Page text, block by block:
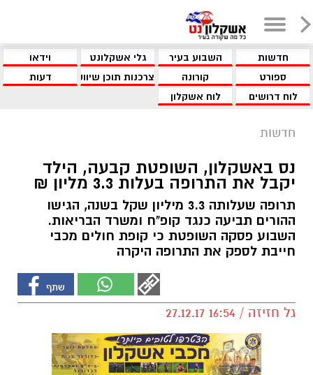
חדשות השבוע בעיר גלי אשקלונט
וידאו
ספורט
קורונה צרכנות תוכן שיווקי
דעות
לוח דרושים
לוח אשקלון
חדשות
נס באשקלון, השופטת קבעה, הילד
יקבל את התרופה בעלות 3.3 מליון ₪
תרופה שעלותה 3.3 מיליון שקל בשנה, הגישו
ההורים תביעה כנגד קופ"ח ומשרד הבריאות.
השבוע פסקה השופטת כי קופת חולים מכבי
חייבת לספק את התרופה היקרה
גל חזיזה / 16:54 27.12.17